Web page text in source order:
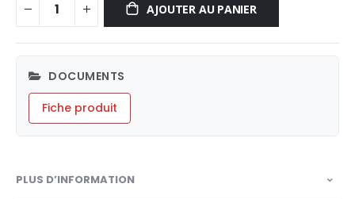
AJOUTER AU PANIER
DOCUMENTS
Fiche produit
PLUS D’INFORMATION